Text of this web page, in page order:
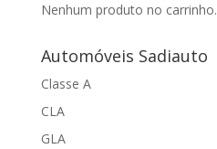
Nenhum produto no carrinho.
Automóveis Sadiauto
Classe A
CLA
GLA